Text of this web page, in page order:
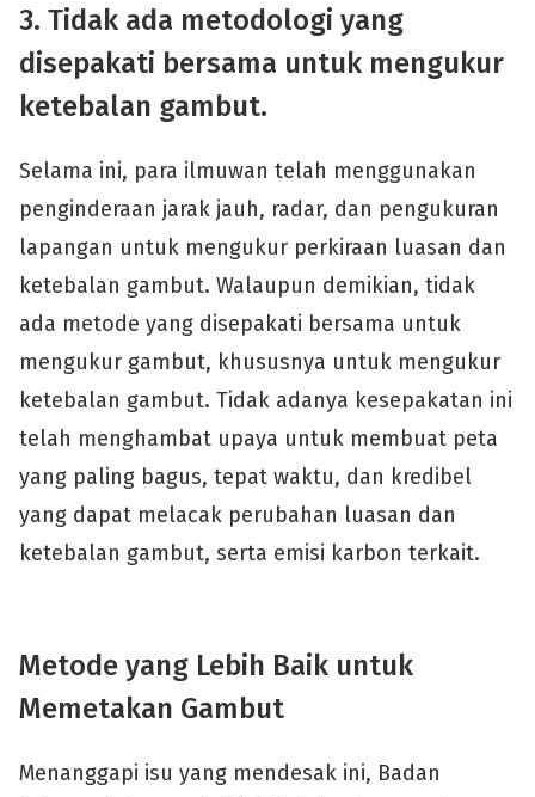
3. Tidak ada metodologi yang
disepakati bersama untuk mengukur
ketebalan gambut.
Selama ini, para ilmuwan telah menggunakan
penginderaan jarak jauh, radar, dan pengukuran
lapangan untuk mengukur perkiraan luasan dan
ketebalan gambut. Walaupun demikian, tidak
ada metode yang disepakati bersama untuk
mengukur gambut, khususnya untuk mengukur
ketebalan gambut. Tidak adanya kesepakatan ini
telah menghambat upaya untuk membuat peta
yang paling bagus, tepat waktu, dan kredibel
yang dapat melacak perubahan luasan dan
ketebalan gambut, serta emisi karbon terkait.
Metode yang Lebih Baik untuk
Memetakan Gambut
Menanggapi isu yang mendesak ini, Badan